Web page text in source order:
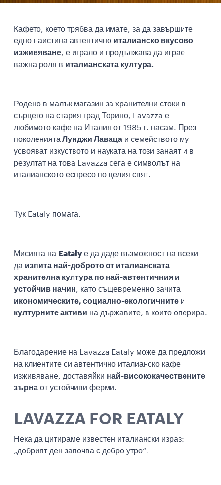
Кафето, което трябва да имате, за да завършите
едно наистина автентично италианско вкусово
изживяване, е играло и продължава да играе
важна роля в италианската култура.
Родено в малък магазин за хранителни стоки в
сърцето на стария град Торино, Lavazza е
любимото кафе на Италия от 1985 г. насам. През
поколенията Луиджи Лаваца и семейството му
усвояват изкуството и науката на този занаят и в
резултат на това Lavazza сега е символът на
италианското еспресо по целия свят.
Тук Eataly помага.
Мисията на Eatalyе да даде възможност на всеки
да изпита най-доброто от италианската
хранителна култура по най-автентичния и
устойчив начин, като същевременно зачита
икономическите, социално-екологичните и
културните активи на държавите, в които оперира.
Благодарение на Lavazza Eataly може да предложи
на клиентите си автентично италианско кафе
изживяване, доставяйки най-висококачествените
зърна от устойчиви ферми.
LAVAZZA FOR EATALY
Нека да цитираме известен италиански израз:
„добрият ден започва с добро утро“.